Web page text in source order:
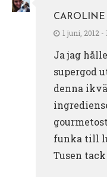
CAROLINE
1 juni, 2012 -
Ja jag
supergod
denna
funka till
Tusen